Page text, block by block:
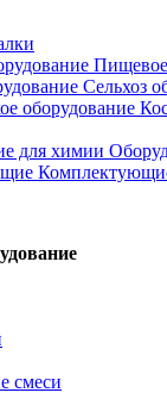
Сельхоз
смеси